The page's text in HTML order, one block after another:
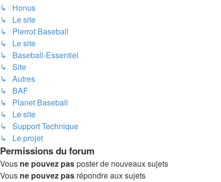
↳ Honus
↳ Le site
↳ Pierrot Baseball
↳ Le site
↳ Baseball-Essentiel
↳ Site
↳ Autres
↳ BAF
↳ Planet Baseball
↳ Le site
↳ Support Technique
↳ Le projet
Permissions du forum
Vous ne pouvez pasposter de nouveaux sujets
Vous ne pouvez pas répondre aux sujets